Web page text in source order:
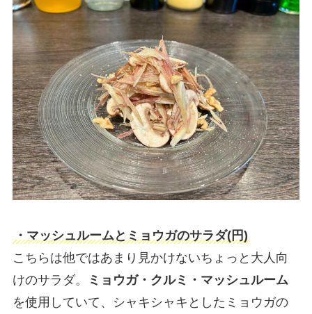
・マッシュルームとミョウガのサラダ(円)
こちらは他ではあまり見かけないちょっと大人向
けのサラダ。
ミョウガ・クルミ・マッシュルーム
を使用していて、シャキシャキとしたミョウガの